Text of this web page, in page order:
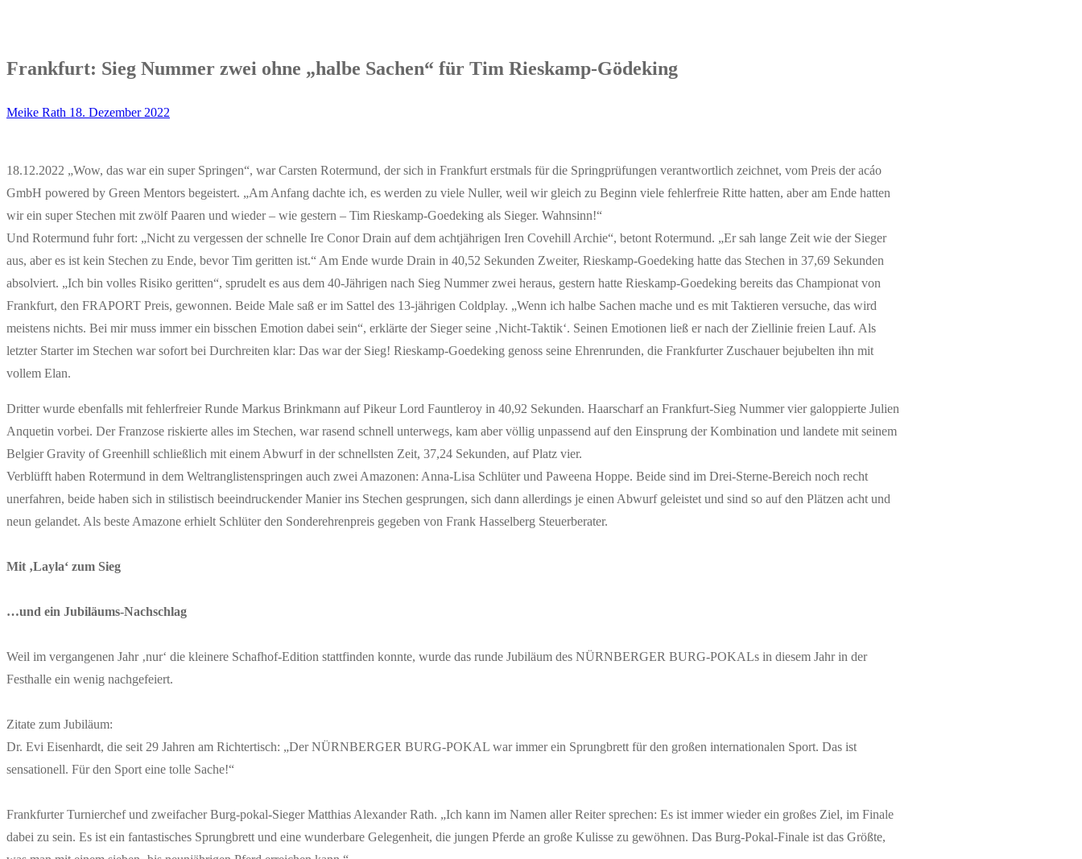
Frankfurt: Sieg Nummer zwei ohne „halbe Sachen“ für Tim Rieskamp-Gödeking
Meike Rath 18. Dezember 2022
18.12.2022 „Wow, das war ein super Springen“, war Carsten Rotermund, der sich in Frankfurt erstmals für die Springprüfungen verantwortlich zeichnet, vom Preis der acáo
GmbH powered by Green Mentors begeistert. „Am Anfang dachte ich, es werden zu viele Nuller, weil wir gleich zu Beginn viele fehlerfreie Ritte hatten, aber am Ende hatten
wir ein super Stechen mit zwölf Paaren und wieder – wie gestern – Tim Rieskamp-Goedeking als Sieger. Wahnsinn!“
Und Rotermund fuhr fort: „Nicht zu vergessen der schnelle Ire Conor Drain auf dem achtjährigen Iren Covehill Archie“, betont Rotermund. „Er sah lange Zeit wie der Sieger
aus, aber es ist kein Stechen zu Ende, bevor Tim geritten ist.“ Am Ende wurde Drain in 40,52 Sekunden Zweiter, Rieskamp-Goedeking hatte das Stechen in 37,69 Sekunden
absolviert. „Ich bin volles Risiko geritten“, sprudelt es aus dem 40-Jährigen nach Sieg Nummer zwei heraus, gestern hatte Rieskamp-Goedeking bereits das Championat von
Frankfurt, den FRAPORT Preis, gewonnen. Beide Male saß er im Sattel des 13-jährigen Coldplay. „Wenn ich halbe Sachen mache und es mit Taktieren versuche, das wird
meistens nichts. Bei mir muss immer ein bisschen Emotion dabei sein“, erklärte der Sieger seine ‚Nicht-Taktik‘. Seinen Emotionen ließ er nach der Ziellinie freien Lauf. Als
letzter Starter im Stechen war sofort bei Durchreiten klar: Das war der Sieg! Rieskamp-Goedeking genoss seine Ehrenrunden, die Frankfurter Zuschauer bejubelten ihn mit
vollem Elan.
Dritter wurde ebenfalls mit fehlerfreier Runde Markus Brinkmann auf Pikeur Lord Fauntleroy in 40,92 Sekunden. Haarscharf an Frankfurt-Sieg Nummer vier galoppierte Julien
Anquetin vorbei. Der Franzose riskierte alles im Stechen, war rasend schnell unterwegs, kam aber völlig unpassend auf den Einsprung der Kombination und landete mit seinem
Belgier Gravity of Greenhill schließlich mit einem Abwurf in der schnellsten Zeit, 37,24 Sekunden, auf Platz vier.
Verblüfft haben Rotermund in dem Weltranglistenspringen auch zwei Amazonen: Anna-Lisa Schlüter und Paweena Hoppe. Beide sind im Drei-Sterne-Bereich noch recht
unerfahren, beide haben sich in stilistisch beeindruckender Manier ins Stechen gesprungen, sich dann allerdings je einen Abwurf geleistet und sind so auf den Plätzen acht und
neun gelandet. Als beste Amazone erhielt Schlüter den Sonderehrenpreis gegeben von Frank Hasselberg Steuerberater.
Mit ‚Layla‘ zum Sieg
…und ein Jubiläums-Nachschlag
Weil im vergangenen Jahr ‚nur‘ die kleinere Schafhof-Edition stattfinden konnte, wurde das runde Jubiläum des NÜRNBERGER BURG-POKALs in diesem Jahr in der
Festhalle ein wenig nachgefeiert.
Zitate zum Jubiläum:
Dr. Evi Eisenhardt, die seit 29 Jahren am Richtertisch: „Der NÜRNBERGER BURG-POKAL war immer ein Sprungbrett für den großen internationalen Sport. Das ist
sensationell. Für den Sport eine tolle Sache!“
Frankfurter Turnierchef und zweifacher Burg-pokal-Sieger Matthias Alexander Rath. „Ich kann im Namen aller Reiter sprechen: Es ist immer wieder ein großes Ziel, im Finale
dabei zu sein. Es ist ein fantastisches Sprungbrett und eine wunderbare Gelegenheit, die jungen Pferde an große Kulisse zu gewöhnen. Das Burg-Pokal-Finale ist das Größte,